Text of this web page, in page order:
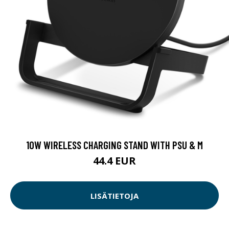
10W WIRELESS CHARGING STAND WITH PSU & M
44.4 EUR
LISÄTIETOJA